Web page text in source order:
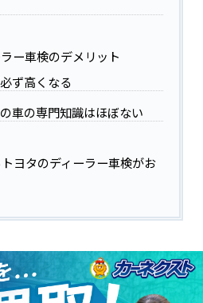
ー車検のデメリット
ず高くなる
車の専門知識はほぼない
ヨタのディーラー車検がお